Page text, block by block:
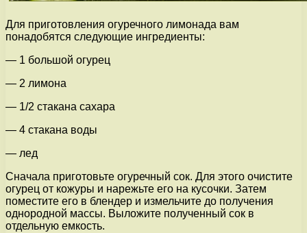
Для приготовления огуречного лимонада вам
понадобятся следующие ингредиенты:
— 1 большой огурец
— 2 лимона
— 1/2 стакана сахара
— 4 стакана воды
— лед
Сначала приготовьте огуречный сок. Для этого очистите
огурец от кожуры и нарежьте его на кусочки. Затем
поместите его в блендер и измельчите до получения
однородной массы. Выложите полученный сок в
отдельную емкость.